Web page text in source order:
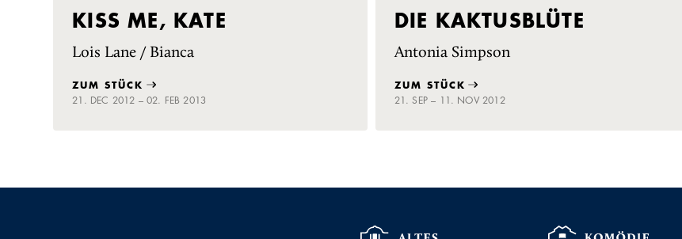
KISS ME, KATE
Lois Lane / Bianca
ZUM STÜCK
21. DEC 2012 – 02. FEB 2013
DIE KAKTUSBLÜTE
Antonia Simpson
ZUM STÜCK
21. SEP – 11. NOV 2012